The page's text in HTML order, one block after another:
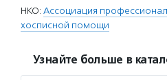
НКО: Ассоциация
хосписной помощи
Узнайте больше в